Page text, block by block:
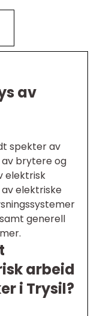
av
spekter av
av brytere og
elektrisk
elektriske
generell
arbeid
i Trysil?